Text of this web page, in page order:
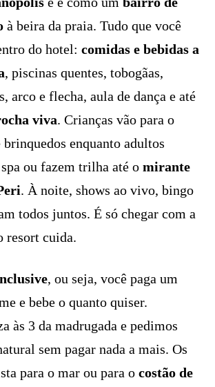
à beira da praia. Tudo que você
do hotel: comidas e bebidas a
, piscinas quentes, tobogãas,
arco e flecha, aula de dança e até
viva. Crianças vão para o
enquanto adultos
ou fazem trilha até o mirante
. À noite, shows ao vivo, bingo
todos juntos. É só chegar com a
resort cuida.
, ou seja, você paga um
e bebe o quanto quiser.
às 3 da madrugada e pedimos
sem pagar nada a mais. Os
para o mar ou para o costão de